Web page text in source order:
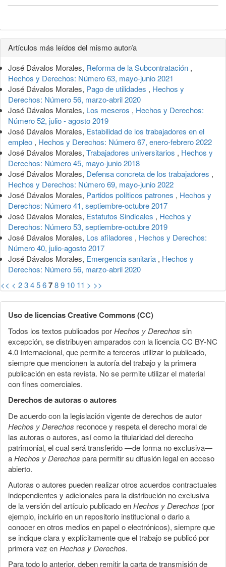
Detalles
del
artículo
Artículos más leídos del mismo autor/a
José Dávalos Morales, Reforma de la Subcontratación ,
Hechos y Derechos: Número 63, mayo-junio 2021
José Dávalos Morales, Pago de utilidades , Hechos y
Derechos: Número 56, marzo-abril 2020
José Dávalos Morales, Los meseros , Hechos y Derechos:
Número 52, julio - agosto 2019
José Dávalos Morales, Estabilidad de los trabajadores en el
empleo , Hechos y Derechos: Número 67, enero-febrero 2022
José Dávalos Morales, Trabajadores universitarios , Hechos y
Derechos: Número 45, mayo-junio 2018
José Dávalos Morales, Defensa concreta de los trabajadores ,
Hechos y Derechos: Número 69, mayo-junio 2022
José Dávalos Morales, Partidos políticos patrones , Hechos y
Derechos: Número 41, septiembre-octubre 2017
José Dávalos Morales, Estatutos Sindicales , Hechos y
Derechos: Número 53, septiembre-octubre 2019
José Dávalos Morales, Los afiladores , Hechos y Derechos:
Número 40, julio-agosto 2017
José Dávalos Morales, Emergencia sanitaria , Hechos y
Derechos: Número 56, marzo-abril 2020
<< < 23456789 10 11 > >>
Uso de licencias Creative Commons (CC)
Todos los textos publicados porHechos y Derechos sin
excepción, se distribuyen amparados con la licencia CC BY-NC
4.0 Internacional, que permite a terceros utilizar lo publicado,
siempre que mencionen la autoría del trabajo y la primera
publicación en esta revista. No se permite utilizar el material
con fines comerciales.
Derechos de autoras o autores
De acuerdo con la legislación vigente de derechos de autor
Hechos y Derechos reconoce y respeta el derecho moral de
las autoras o autores, así como la titularidad del derecho
patrimonial, el cual será transferido —de forma no exclusiva—
aHechos y Derechos para permitir su difusión legal en acceso
abierto.
Autoras o autores pueden realizar otros acuerdos contractuales
independientes y adicionales para la distribución no exclusiva
de la versión del artículo publicado enHechos y Derechos (por
ejemplo, incluirlo en un repositorio institucional o darlo a
conocer en otros medios en papel o electrónicos), siempre que
se indique clara y explícitamente que el trabajo se publicó por
primera vez enHechos y Derechos.
Para todo lo anterior, deben remitir la carta de transmisión de